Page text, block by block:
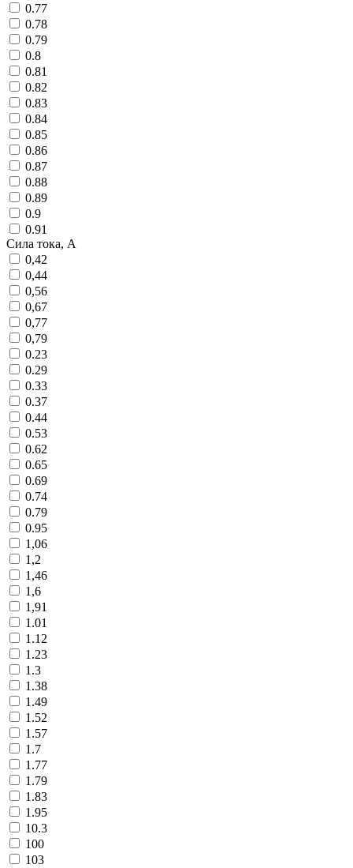
0.77
0.78
0.79
0.8
0.81
0.82
0.83
0.84
0.85
0.86
0.87
0.88
0.89
0.9
0.91
Сила тока, А
0,42
0,44
0,56
0,67
0,77
0,79
0.23
0.29
0.33
0.37
0.44
0.53
0.62
0.65
0.69
0.74
0.79
0.95
1,06
1,2
1,46
1,6
1,91
1.01
1.12
1.23
1.3
1.38
1.49
1.52
1.57
1.7
1.77
1.79
1.83
1.95
10.3
100
103